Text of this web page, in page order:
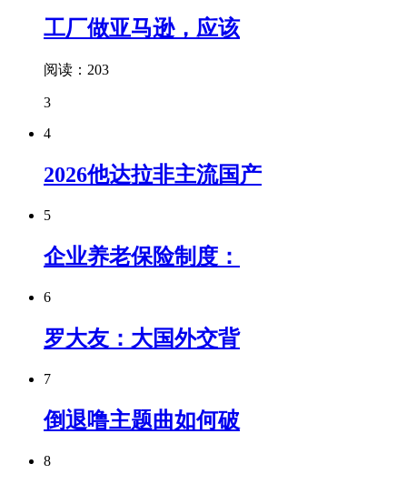
工厂做亚马逊，应该
阅读：203
3
4
2026他达拉非主流国产
5
企业养老保险制度：
6
罗大友：大国外交背
7
倒退噜主题曲如何破
8